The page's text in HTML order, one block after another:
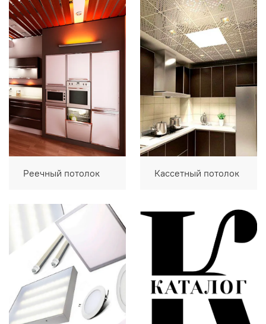
Реечный потолок Кассетный потолок